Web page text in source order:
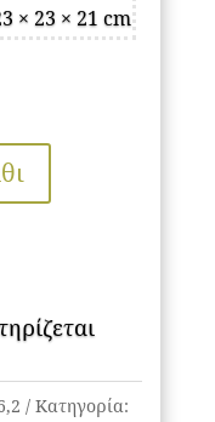
× 23 × 21 cm
Κατηγορία: